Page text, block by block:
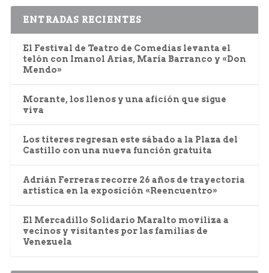
ENTRADAS RECIENTES
El Festival de Teatro de Comedias levanta el
telón con Imanol Arias, María Barranco y «Don
Mendo»
Morante, los llenos y una afición que sigue
viva
Los títeres regresan este sábado a la Plaza del
Castillo con una nueva función gratuita
Adrián Ferreras recorre 26 años de trayectoria
artística en la exposición «Reencuentro»
El Mercadillo Solidario Maralto moviliza a
vecinos y visitantes por las familias de
Venezuela